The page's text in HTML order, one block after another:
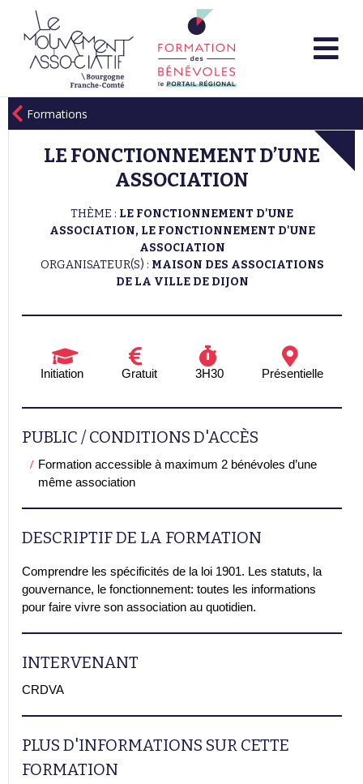
Formations
LE FONCTIONNEMENT D’UNE
ASSOCIATION
THÈME : LE FONCTIONNEMENT D'UNE
ASSOCIATION, LE FONCTIONNEMENT D'UNE
ASSOCIATION
ORGANISATEUR(S) : MAISON DES ASSOCIATIONS
DE LA VILLE DE DIJON
Initiation Gratuit 3H30 Présentielle
PUBLIC / CONDITIONS D'ACCÈS
Formation accessible à maximum 2 bénévoles d’une
même association
DESCRIPTIF DE LA FORMATION
Comprendre les spécificités de la loi 1901. Les statuts, la
gouvernance, le fonctionnement: toutes les informations
pour faire vivre son association au quotidien.
INTERVENANT
CRDVA
PLUS D'INFORMATIONS SUR CETTE
FORMATION